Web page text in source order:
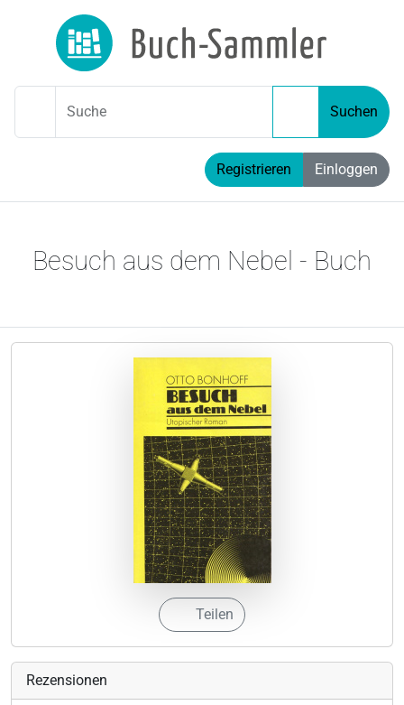
Suche Suchen
Registrieren Einloggen
Besuch aus dem Nebel - Buch
Teilen
Rezensionen